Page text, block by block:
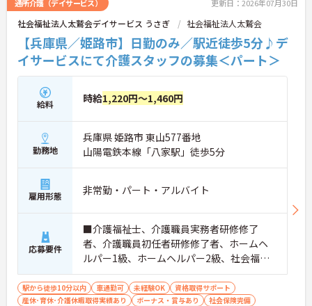
ますのでお気軽にご相談ください！
通所介護（デイサービス） 更新日：2026年07月30日
社会福祉法人太鷲会デイサービス うさぎ 社会福祉法人太鷲会
【兵庫県／姫路市】日勤のみ／駅近徒歩5分♪デ
イサービスにて介護スタッフの募集＜パート＞
給料 時給1,220円～1,460円
勤務地
兵庫県 姫路市 東山577番地
山陽電鉄本線「八家駅」徒歩5分
雇用形態 非常勤・パート・アルバイト
応募要件
■介護福祉士、介護職員実務者研修修了
者、介護職員初任者研修修了者、ホームヘ
ルパー1級、ホームヘルパー2級、社会福祉
主事のいずれかの資格 ■介護経験あれば尚
可
駅から徒歩10分以内 車通勤可 未経験OK
資格取得サポート
産休･育休･介護休暇取得実績あり
ボーナス・賞与あり
社会保険完備